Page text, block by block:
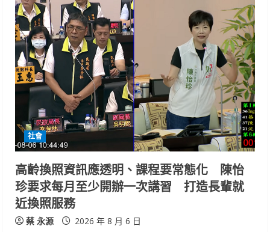
社會
高齡換照資訊應透明、課程要常態化 陳怡
珍要求每月至少開辦一次講習 打造長輩就
近換照服務
蔡 永源 2026 年 8 月 6 日